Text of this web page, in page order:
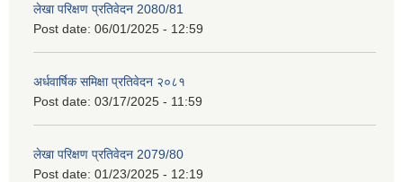
लेखा परिक्षण प्रतिवेदन 2080/81
Post date: 06/01/2025 - 12:59
अर्धवार्षिक समिक्षा प्रतिवेदन २०८१
Post date: 03/17/2025 - 11:59
लेखा परिक्षण प्रतिवेदन 2079/80
Post date: 01/23/2025 - 12:19